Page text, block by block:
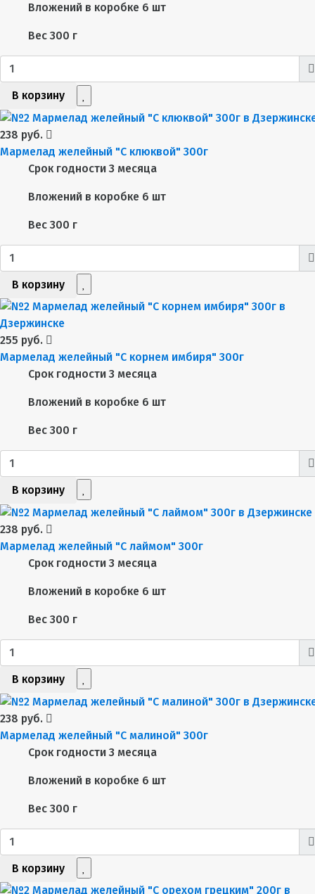
Вложений в коробке 6 шт
Вес 300 г
В корзину
238 руб.
Мармелад желейный "С клюквой" 300г
Срок годности 3 месяца
Вложений в коробке 6 шт
Вес 300 г
В корзину
255 руб.
Мармелад желейный "С корнем имбиря" 300г
Срок годности 3 месяца
Вложений в коробке 6 шт
Вес 300 г
В корзину
238 руб.
Мармелад желейный "С лаймом" 300г
Срок годности 3 месяца
Вложений в коробке 6 шт
Вес 300 г
В корзину
238 руб.
Мармелад желейный "С малиной" 300г
Срок годности 3 месяца
Вложений в коробке 6 шт
Вес 300 г
В корзину